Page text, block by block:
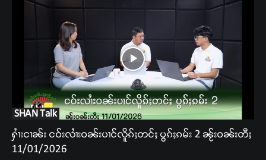
SHAN Talk
ႁၢႆးငၢၼ်း ငဝ်းလၢႆးဝၼ်းပၢင်လိူၵ်ႈတင်ႈ ပွၵ်ႈၵမ်း 2 ၼႂ်းဝၼ်းတီႈ
11/01/2026